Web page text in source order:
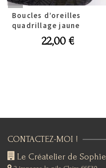
Boucles d’oreilles
quadrillage jaune
22,00 €
CONTACTEZ-MOI !
Le Créatelier de Sophie